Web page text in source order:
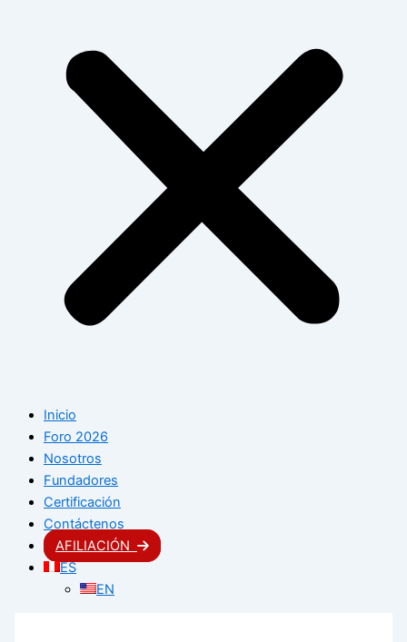
Inicio
Foro 2026
Nosotros
Fundadores
Certificación
Contáctenos
AFILIACIÓN
ES
EN